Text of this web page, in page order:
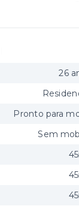
26
Pronto para
Sem